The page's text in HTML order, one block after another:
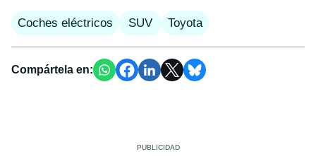
Coches eléctricos SUV Toyota
Compártela en: